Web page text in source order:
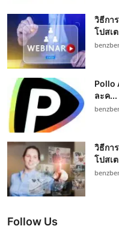
วิธีกา
โปสเ
Pollo
ละค...
วิธีกา
โปสเ
Follow Us